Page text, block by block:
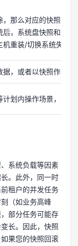
那么对应的快照也
，系统盘快照和数
机重装/切换系统失败
，或者以快照作为
划内操作场景，在
系统负载等因素
。此外，同一时
租户的并发任务
（如业务高峰
部分任务可能存
长。因此，快照
果您的快照回滚